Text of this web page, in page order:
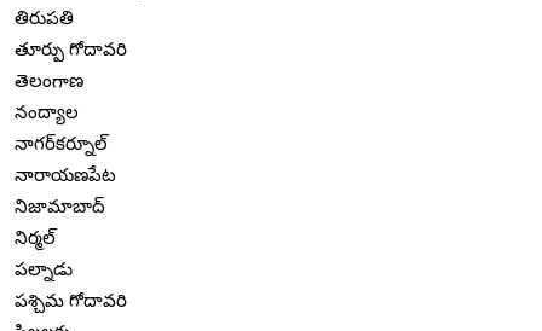
తిరుపతి
తూర్పు గోదావరి
తెలంగాణ
నంద్యాల
నాగర్‌కర్నూల్
నారాయణపేట
నిజామాబాద్
నిర్మల్
పల్నాడు
పశ్చిమ గోదావరి